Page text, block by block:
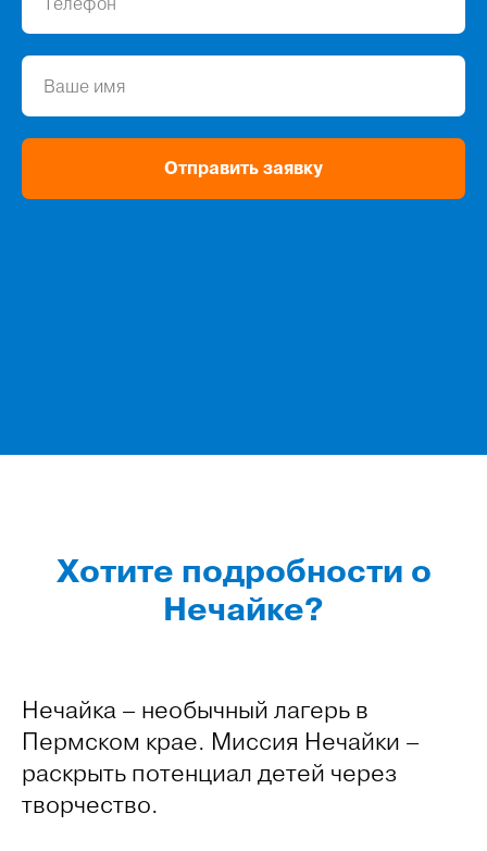
Отправить заявку
Хотите подробности о
Нечайке?
Нечайка – необычный лагерь в
Пермском крае. Миссия Нечайки –
раскрыть потенциал детей через
творчество.